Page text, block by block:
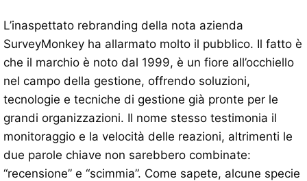
L’inaspettato rebranding della nota azienda
SurveyMonkey ha allarmato molto il pubblico. Il fatto è
che il marchio è noto dal 1999, è un fiore all’occhiello
nel campo della gestione, offrendo soluzioni,
tecnologie e tecniche di gestione già pronte per le
grandi organizzazioni. Il nome stesso testimonia il
monitoraggio e la velocità delle reazioni, altrimenti le
due parole chiave non sarebbero combinate:
“recensione” e “scimmia”. Come sapete, alcune specie